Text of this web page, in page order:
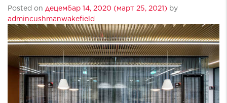
Posted on децембар 14, 2020 (март 25, 2021) by
admincushmanwakefield